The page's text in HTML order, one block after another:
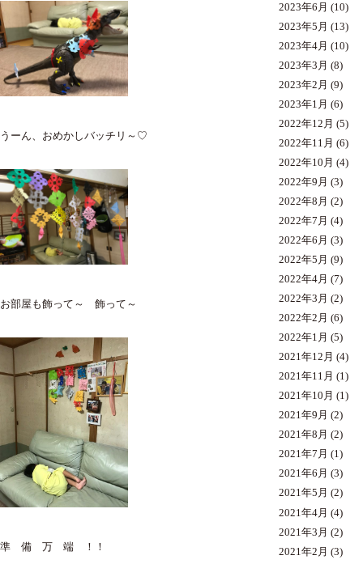
うーん、おめかしバッチリ～♡
お部屋も飾って～ 飾って～
準 備 万 端 ！！
2023年6月 (10)
2023年5月 (13)
2023年4月 (10)
2023年3月 (8)
2023年2月 (9)
2023年1月 (6)
2022年12月 (5)
2022年11月 (6)
2022年10月 (4)
2022年9月 (3)
2022年8月 (2)
2022年7月 (4)
2022年6月 (3)
2022年5月 (9)
2022年4月 (7)
2022年3月 (2)
2022年2月 (6)
2022年1月 (5)
2021年12月 (4)
2021年11月 (1)
2021年10月 (1)
2021年9月 (2)
2021年8月 (2)
2021年7月 (1)
2021年6月 (3)
2021年5月 (2)
2021年4月 (4)
2021年3月 (2)
2021年2月 (3)